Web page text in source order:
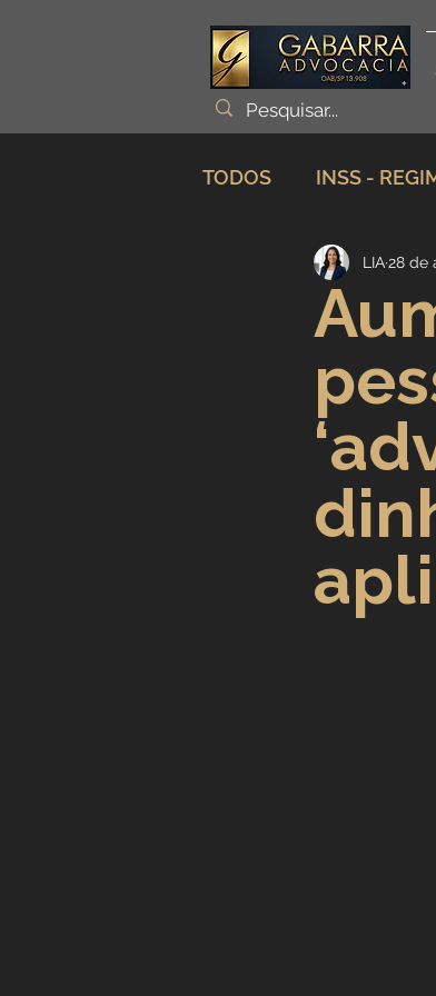
TODOS INSS -
Planejamento
Aposentadoria
Previdência
Previdência para
LIA28 de